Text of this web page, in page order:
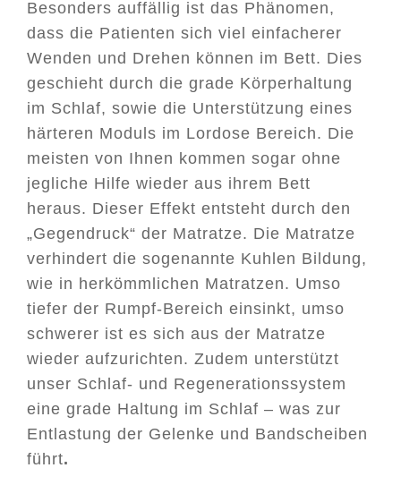
Besonders auffällig ist das Phänomen,
dass die Patienten sich viel einfacherer
Wenden und Drehen können im Bett. Dies
geschieht durch die grade Körperhaltung
im Schlaf, sowie die Unterstützung eines
härteren Moduls im Lordose Bereich. Die
meisten von Ihnen kommen sogar ohne
jegliche Hilfe wieder aus ihrem Bett
heraus. Dieser Effekt entsteht durch den
„Gegendruck“ der Matratze. Die Matratze
verhindert die sogenannte Kuhlen Bildung,
wie in herkömmlichen Matratzen. Umso
tiefer der Rumpf-Bereich einsinkt, umso
schwerer ist es sich aus der Matratze
wieder aufzurichten. Zudem unterstützt
unser Schlaf- und Regenerationssystem
eine grade Haltung im Schlaf – was zur
Entlastung der Gelenke und Bandscheiben
führt.